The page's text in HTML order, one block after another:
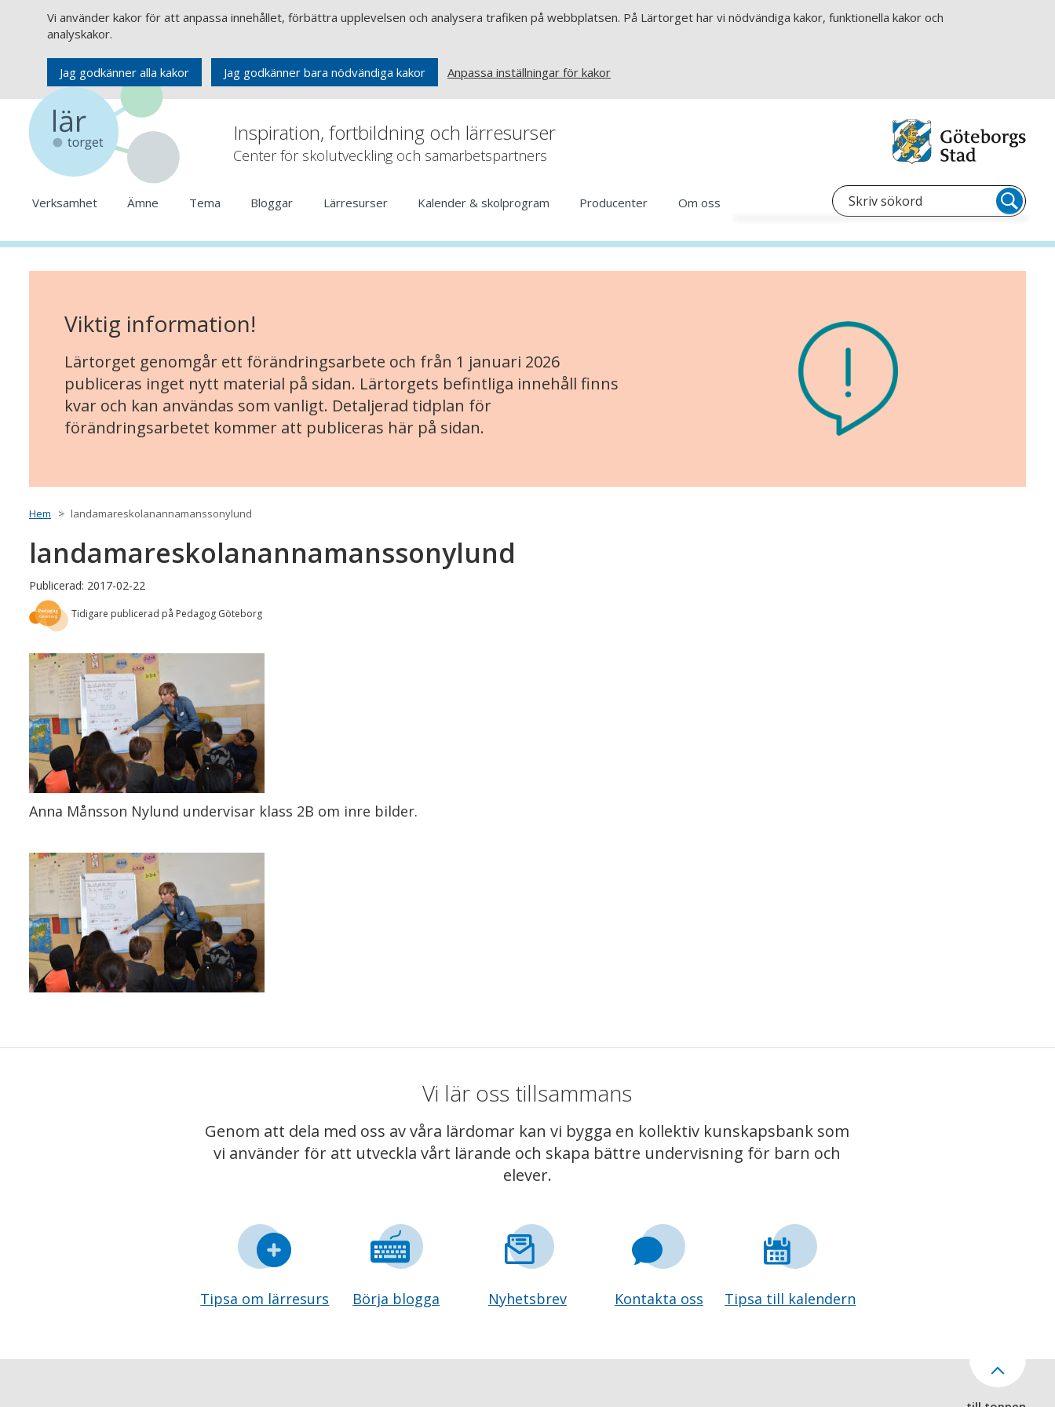
Vi använder kakor för att anpassa innehållet, förbättra upplevelsen och analysera trafiken på webbplatsen. På Lärtorget har vi nödvändiga kakor, funktionella kakor och
analyskakor.
Jag godkänner alla kakor Jag godkänner bara nödvändiga kakor Anpassa inställningar för kakor
Inspiration, fortbildning och lärresurser
Center för skolutveckling och samarbetspartners
Verksamhet Ämne Tema Bloggar Lärresurser Kalender & skolprogram Producenter Om oss
Viktig information!
Lärtorget genomgår ett förändringsarbete och från 1 januari 2026
publiceras inget nytt material på sidan. Lärtorgets befintliga innehåll finns
kvar och kan användas som vanligt. Detaljerad tidplan för
förändringsarbetet kommer att publiceras här på sidan.
Hem landamareskolanannamanssonylund
landamareskolanannamanssonylund
Publicerad: 2017-02-22
Tidigare publicerad på Pedagog Göteborg
Anna Månsson Nylund undervisar klass 2B om inre bilder.
Vi lär oss tillsammans
Genom att dela med oss av våra lärdomar kan vi bygga en kollektiv kunskapsbank som
vi använder för att utveckla vårt lärande och skapa bättre undervisning för barn och
elever.
Tipsa om lärresurs Börja blogga Nyhetsbrev Kontakta oss Tipsa till kalendern